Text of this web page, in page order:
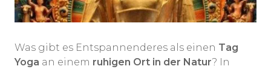
Was gibt es Entspannenderes als einen Tag
Yoga an einem ruhigen Ort in der Natur? In